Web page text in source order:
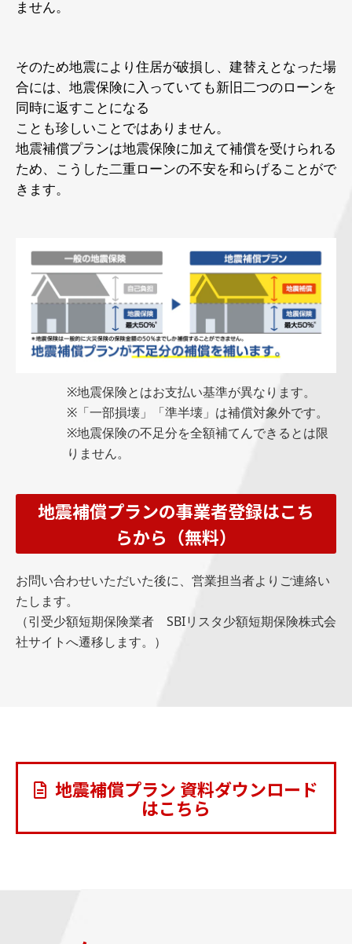
ません。
そのため地震により住居が破損し、建替えとなった場
合には、地震保険に入っていても新旧二つのローンを
同時に返すことになる
ことも珍しいことではありません。
地震補償プランは地震保険に加えて補償を受けられる
ため、こうした二重ローンの不安を和らげることがで
きます。
※地震保険とはお支払い基準が異なります。
※「一部損壊」「準半壊」は補償対象外です。
※地震保険の不足分を全額補てんできるとは限
りません。
地震補償プランの事業者登録はこち
らから（無料）
お問い合わせいただいた後に、営業担当者よりご連絡い
たします。
（引受少額短期保険業者 SBIリスタ少額短期保険株式会
社サイトへ遷移します。）
地震補償プラン 資料ダウンロード
はこちら